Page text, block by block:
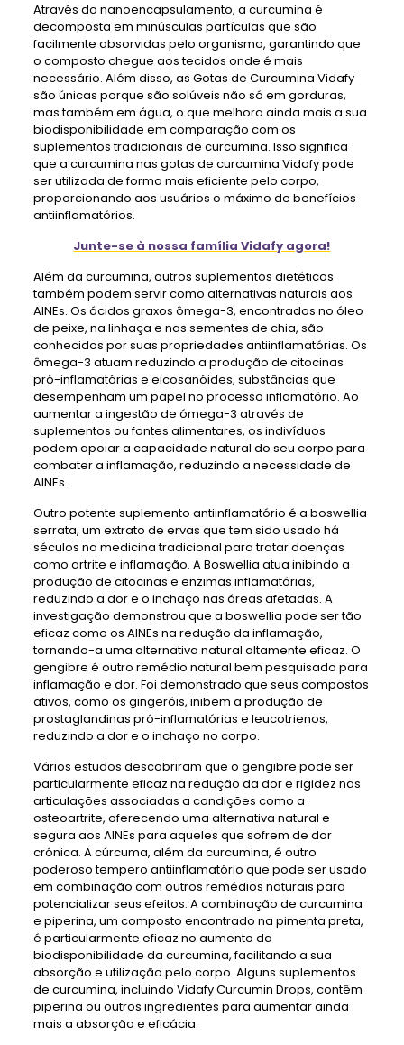
Através do nanoencapsulamento, a curcumina é
decomposta em minúsculas partículas que são
facilmente absorvidas pelo organismo, garantindo que
o composto chegue aos tecidos onde é mais
necessário. Além disso, as Gotas de Curcumina Vidafy
são únicas porque são solúveis não só em gorduras,
mas também em água, o que melhora ainda mais a sua
biodisponibilidade em comparação com os
suplementos tradicionais de curcumina. Isso significa
que a curcumina nas gotas de curcumina Vidafy pode
ser utilizada de forma mais eficiente pelo corpo,
proporcionando aos usuários o máximo de benefícios
antiinflamatórios.
Junte-se à nossa família Vidafy agora!
Além da curcumina, outros suplementos dietéticos
também podem servir como alternativas naturais aos
AINEs. Os ácidos graxos ômega-3, encontrados no óleo
de peixe, na linhaça e nas sementes de chia, são
conhecidos por suas propriedades antiinflamatórias. Os
ômega-3 atuam reduzindo a produção de citocinas
pró-inflamatórias e eicosanóides, substâncias que
desempenham um papel no processo inflamatório. Ao
aumentar a ingestão de ómega-3 através de
suplementos ou fontes alimentares, os indivíduos
podem apoiar a capacidade natural do seu corpo para
combater a inflamação, reduzindo a necessidade de
AINEs.
Outro potente suplemento antiinflamatório é a boswellia
serrata, um extrato de ervas que tem sido usado há
séculos na medicina tradicional para tratar doenças
como artrite e inflamação. A Boswellia atua inibindo a
produção de citocinas e enzimas inflamatórias,
reduzindo a dor e o inchaço nas áreas afetadas. A
investigação demonstrou que a boswellia pode ser tão
eficaz como os AINEs na redução da inflamação,
tornando-a uma alternativa natural altamente eficaz. O
gengibre é outro remédio natural bem pesquisado para
inflamação e dor. Foi demonstrado que seus compostos
ativos, como os gingeróis, inibem a produção de
prostaglandinas pró-inflamatórias e leucotrienos,
reduzindo a dor e o inchaço no corpo.
Vários estudos descobriram que o gengibre pode ser
particularmente eficaz na redução da dor e rigidez nas
articulações associadas a condições como a
osteoartrite, oferecendo uma alternativa natural e
segura aos AINEs para aqueles que sofrem de dor
crónica. A cúrcuma, além da curcumina, é outro
poderoso tempero antiinflamatório que pode ser usado
em combinação com outros remédios naturais para
potencializar seus efeitos. A combinação de curcumina
e piperina, um composto encontrado na pimenta preta,
é particularmente eficaz no aumento da
biodisponibilidade da curcumina, facilitando a sua
absorção e utilização pelo corpo. Alguns suplementos
de curcumina, incluindo Vidafy Curcumin Drops, contêm
piperina ou outros ingredientes para aumentar ainda
mais a absorção e eficácia.